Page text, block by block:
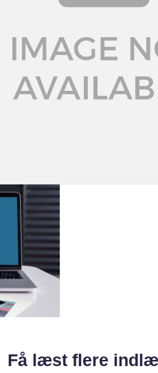
Få læst flere